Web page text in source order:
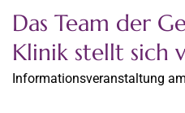
Das Team der
Klinik stellt sich
Informationsveranstaltung